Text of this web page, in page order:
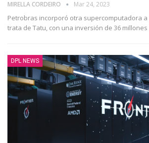
MIRELLA CORDEIRO Mar 24, 2023
Petrobras incorporó otra supercomputadora a
trata de Tatu, con una inversión de 36 millones
DPL NEWS